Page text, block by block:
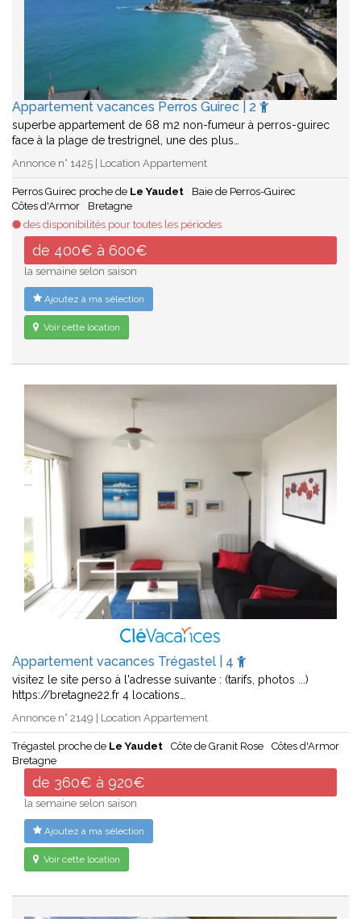
Appartement vacances Perros Guirec | 2
superbe appartement de 68 m2 non-fumeur à perros-guirec
face à la plage de trestrignel, une des plus…
Annonce n° 1425 | Location Appartement
Perros Guirec proche de Le Yaudet
Baie de Perros-Guirec
Côtes d'Armor
Bretagne
des disponibilités pour toutes les périodes
de 400€ à 600€
la semaine selon saison
Ajoutez à ma sélection
Voir cette location
Appartement vacances Trégastel | 4
visitez le site perso à l'adresse suivante : (tarifs, photos ...)
https://bretagne22.fr 4 locations…
Annonce n° 2149 | Location Appartement
Trégastel proche de Le Yaudet Côte de Granit Rose
Côtes d'Armor
Bretagne
de 360€ à 920€
la semaine selon saison
Ajoutez à ma sélection
Voir cette location